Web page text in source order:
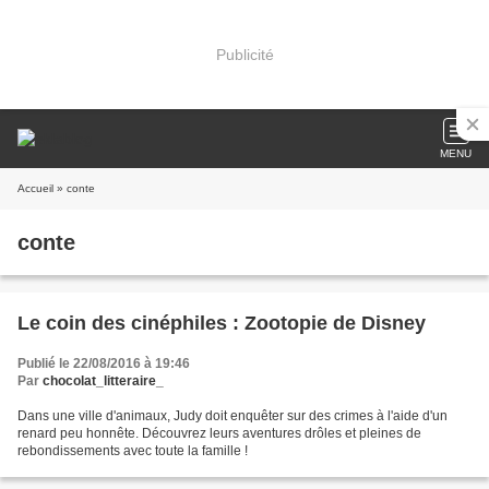
Publicité
MENU
Accueil » conte
conte
Le coin des cinéphiles : Zootopie de Disney
Publié le 22/08/2016 à 19:46
Par chocolat_litteraire_
Dans une ville d'animaux, Judy doit enquêter sur des crimes à l'aide d'un
renard peu honnête. Découvrez leurs aventures drôles et pleines de
rebondissements avec toute la famille !